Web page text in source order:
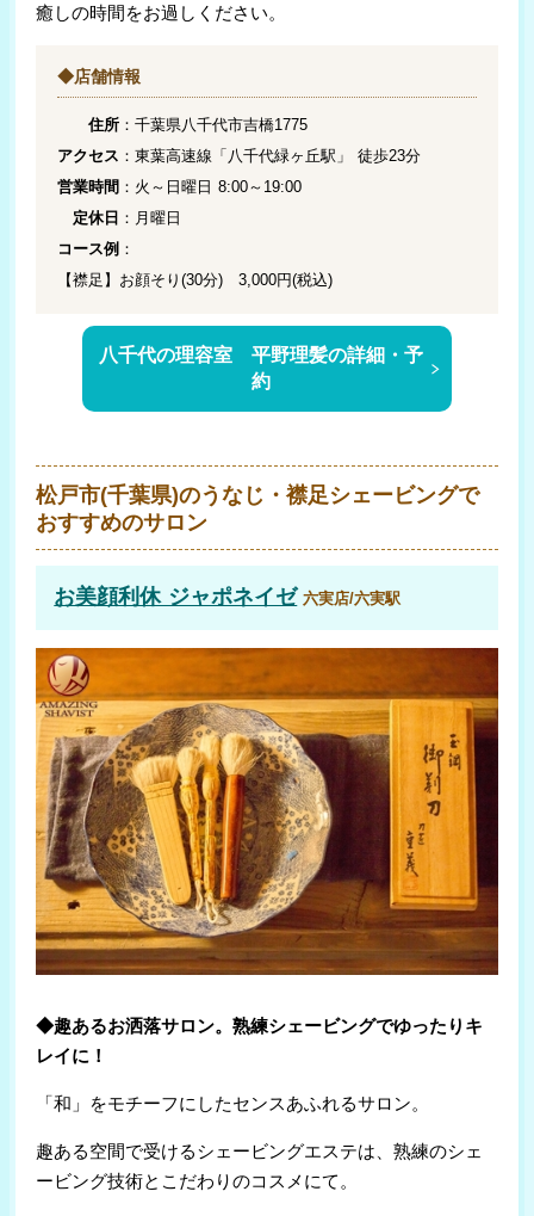
癒しの時間をお過しください。
◆店舗情報
住所 ：千葉県八千代市吉橋1775
アクセス ：東葉高速線「八千代緑ヶ丘駅」 徒歩23分
営業時間 ：火～日曜日 8:00～19:00
定休日 ：月曜日
コース例 ：
【襟足】お顔そり(30分) 3,000円(税込)
八千代の理容室 平野理髪の詳細・予
約
松戸市(千葉県)のうなじ・襟足シェービングで
おすすめのサロン
お美顔利休 ジャポネイゼ 六実店/六実駅
◆趣あるお洒落サロン。熟練シェービングでゆったりキ
レイに！
「和」をモチーフにしたセンスあふれるサロン。
趣ある空間で受けるシェービングエステは、熟練のシェ
ービング技術とこだわりのコスメにて。